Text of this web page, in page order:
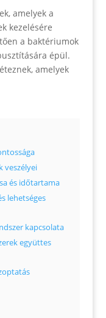
amelyek a
kezelésére
a baktériumok
épül.
amelyek
veszélyei
és időtartama
lehetséges
kapcsolata
együttes